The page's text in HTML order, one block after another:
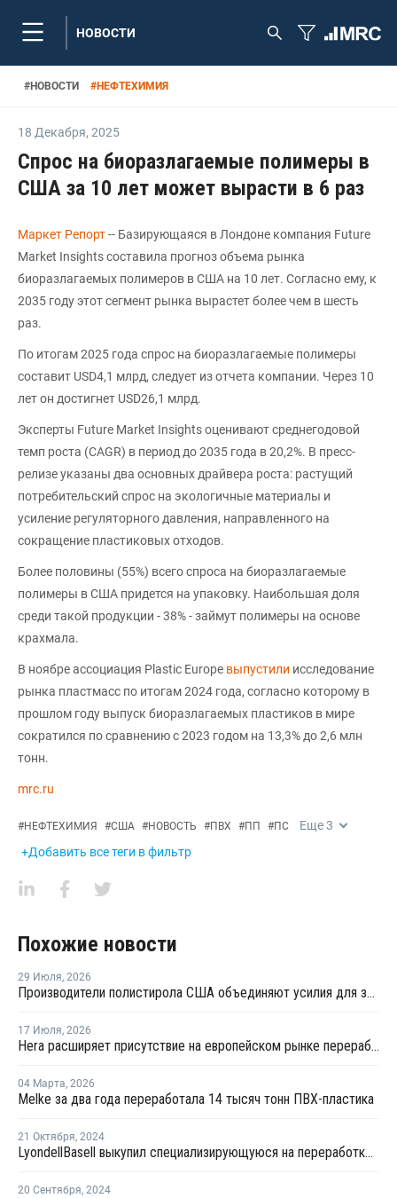
НОВОСТИ
#НОВОСТИ #НЕФТЕХИМИЯ
18 Декабря, 2025
Спрос на биоразлагаемые полимеры в
США за 10 лет может вырасти в 6 раз
Маркет Репорт-- Базирующаяся в Лондоне компания Future
Market Insights составила прогноз объема рынка
биоразлагаемых полимеров в США на 10 лет. Согласно ему, к
2035 году этот сегмент рынка вырастет более чем в шесть
раз.
По итогам 2025 года спрос на биоразлагаемые полимеры
составит USD4,1 млрд, следует из отчета компании. Через 10
лет он достигнет USD26,1 млрд.
Эксперты Future Market Insights оценивают среднегодовой
темп роста (CAGR) в период до 2035 года в 20,2%. В пресс-
релизе указаны два основных драйвера роста: растущий
потребительский спрос на экологичные материалы и
усиление регуляторного давления, направленного на
сокращение пластиковых отходов.
Более половины (55%) всего спроса на биоразлагаемые
полимеры в США придется на упаковку. Наибольшая доля
среди такой продукции - 38% - займут полимеры на основе
крахмала.
В ноябре ассоциация Plastic Europe выпустили исследование
рынка пластмасс по итогам 2024 года, согласно которому в
прошлом году выпуск биоразлагаемых пластиков в мире
сократился по сравнению с 2023 годом на 13,3% до 2,6 млн
тонн.
mrc.ru
#НЕФТЕХИМИЯ #США #НОВОСТЬ #ПВХ #ПП #ПС Еще3
+Добавить все теги в фильтр
Похожие новости
29 Июля, 2026
Производители полистирола США объединяют усилия для защиты рынка от экологических ограничений
17 Июля, 2026
Hera расширяет присутствие на европейском рынке переработки пластика благодаря приобретению в Польше
04 Марта, 2026
Melke за два года переработала 14 тысяч тонн ПВХ-пластика
21 Октября, 2024
LyondellBasell выкупил специализирующуюся на переработке пластика компанию APK
20 Сентября, 2024